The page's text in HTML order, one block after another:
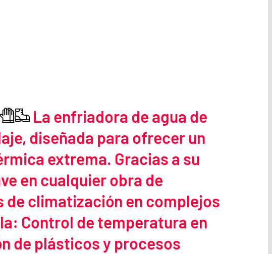
La enfriadora de agua de
diseñada para ofrecer un
extrema. Gracias a su
en cualquier obra de
climatización en complejos
Control de temperatura en
de plásticos y procesos